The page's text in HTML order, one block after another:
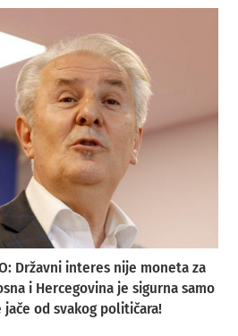
Državni interes nije moneta za
i Hercegovina je sigurna samo
od svakog političara!